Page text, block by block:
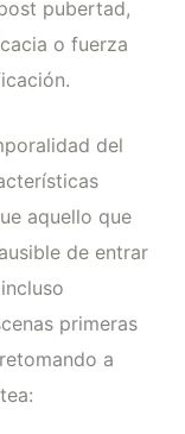
pubertad,
o fuerza
del
aquello que
de entrar
primeras
a